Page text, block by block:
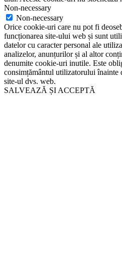
Non-necessary
Non-necessary
Orice cookie-uri care nu pot fi
funcționarea site-ului web și sunt
datelor cu caracter personal ale
analizelor, anunțurilor și al altor
denumite cookie-uri inutile. Este
consimțământul utilizatorului înainte
site-ul dvs. web.
SALVEAZĂ ȘI ACCEPTĂ